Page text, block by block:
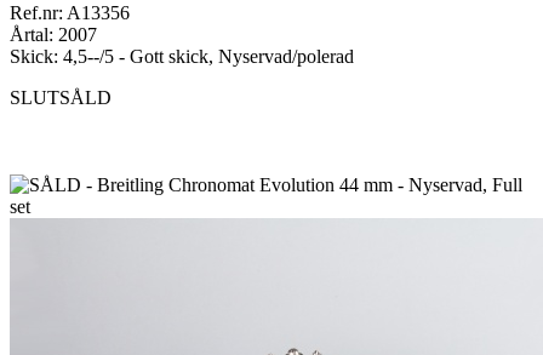
Ref.nr: A13356
Årtal: 2007
Skick: 4,5--/5 - Gott skick, Nyservad/polerad
SLUTSÅLD